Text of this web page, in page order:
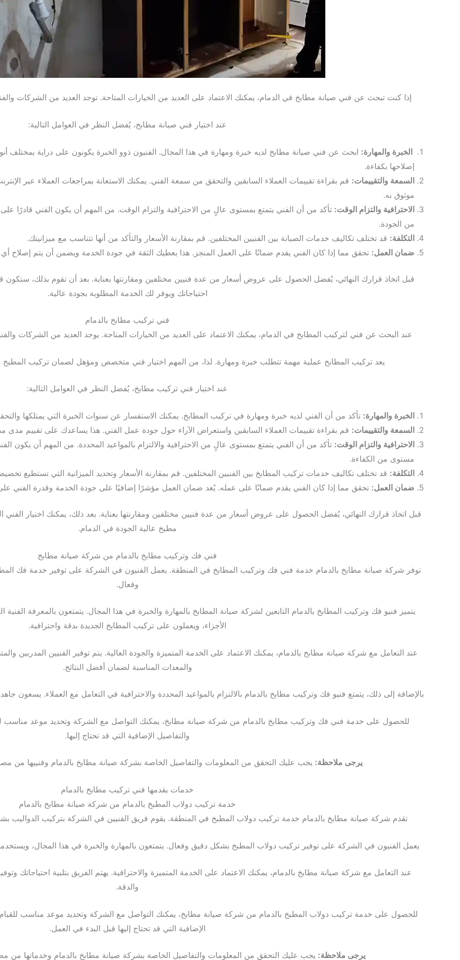
إذا كنت تبحث عن فني صيانة مطابخ في الدمام، يمكنك الاعتماد على العديد من الخيارات المتاحة. توجد العديد من الشركات
عند اختيار فني صيانة مطابخ، يُفضل النظر في العوامل التالية:
الخبرة والمهارة: ابحث عن فني صيانة مطابخ لديه خبرة ومهارة في هذا المجال. الفنيون ذوو الخبرة يكونون على دراية بمختلف
إصلاحها بكفاءة.
السمعة والتقييمات: قم بقراءة تقييمات العملاء السابقين والتحقق من سمعة الفني. يمكنك الاستعانة بمراجعات العملاء عبر
موثوق به.
الاحترافية والتزام الوقت: تأكد من أن الفني يتمتع بمستوى عالٍ من الاحترافية والتزام الوقت. من المهم أن يكون الفني قادرًا
من الجودة.
التكلفة: قد تختلف تكاليف خدمات الصيانة بين الفنيين المختلفين. قم بمقارنة الأسعار والتأكد من أنها تتناسب مع ميزانيتك.
ضمان العمل: تحقق مما إذا كان الفني يقدم ضمانًا على العمل المنجز. هذا يعطيك الثقة في جودة الخدمة ويضمن أن يتم إصلاح
قبل اتخاذ قرارك النهائي، يُفضل الحصول على عروض أسعار من عدة فنيين مختلفين ومقارنتها بعناية. بعد أن تقوم بذلك، ستكون
احتياجاتك ويوفر لك الخدمة المطلوبة بجودة عالية.
فني تركيب مطابخ بالدمام
عند البحث عن فني لتركيب المطابخ في الدمام، يمكنك الاعتماد على العديد من الخيارات المتاحة. يوجد العديد من الشركات
يعد تركيب المطابخ عملية مهمة تتطلب خبرة ومهارة. لذا، من المهم اختيار فني متخصص ومؤهل لضمان تركيب
عند اختيار فني تركيب مطابخ، يُفضل النظر في العوامل التالية:
الخبرة والمهارة: تأكد من أن الفني لديه خبرة ومهارة في تركيب المطابخ. يمكنك الاستفسار عن سنوات الخبرة التي يمتلكها
السمعة والتقييمات: قم بقراءة تقييمات العملاء السابقين واستعراض الآراء حول جودة عمل الفني. هذا يساعدك على تقييم مدى
الاحترافية والتزام الوقت: تأكد من أن الفني يتمتع بمستوى عالٍ من الاحترافية والالتزام بالمواعيد المحددة. من المهم أن يكون
مستوى من الكفاءة.
التكلفة: قد تختلف تكاليف خدمات تركيب المطابخ بين الفنيين المختلفين. قم بمقارنة الأسعار وتحديد الميزانية التي تستطيع
ضمان العمل: تحقق مما إذا كان الفني يقدم ضمانًا على عمله. يُعد ضمان العمل مؤشرًا إضافيًا على جودة الخدمة وقدرة الفني
قبل اتخاذ قرارك النهائي، يُفضل الحصول على عروض أسعار من عدة فنيين مختلفين ومقارنتها بعناية. بعد ذلك، يمكنك اختيار
مطبخ عالية الجودة في الدمام.
فني فك وتركيب مطابخ بالدمام من شركة صيانة مطابخ
توفر شركة صيانة مطابخ بالدمام خدمة فني فك وتركيب المطابخ في المنطقة. يعمل الفنيون في الشركة على توفير خدمة فك
وفعال.
يتميز فنيو فك وتركيب المطابخ بالدمام التابعين لشركة صيانة المطابخ بالمهارة والخبرة في هذا المجال. يتمتعون بالمعرفة
الأجزاء، ويعملون على تركيب المطابخ الجديدة بدقة واحترافية.
عند التعامل مع شركة صيانة مطابخ بالدمام، يمكنك الاعتماد على الخدمة المتميزة والجودة العالية. يتم توفير الفنيين المدربين
والمعدات المناسبة لضمان أفضل النتائج.
بالإضافة إلى ذلك، يتمتع فنيو فك وتركيب مطابخ بالدمام بالالتزام بالمواعيد المحددة والاحترافية في التعامل مع العملاء. يسعون
للحصول على خدمة فني فك وتركيب مطابخ بالدمام من شركة صيانة مطابخ، يمكنك التواصل مع الشركة وتحديد موعد مناسب
والتفاصيل الإضافية التي قد تحتاج إليها.
يرجى ملاحظة: يجب عليك التحقق من المعلومات والتفاصيل الخاصة بشركة صيانة مطابخ بالدمام وفنييها من
خدمات يقدمها فني تركيب مطابخ بالدمام
خدمة تركيب دولاب المطبخ بالدمام من شركة صيانة مطابخ بالدمام
تقدم شركة صيانة مطابخ بالدمام خدمة تركيب دولاب المطبخ في المنطقة. يقوم فريق الفنيين في الشركة بتركيب
يعمل الفنيون في الشركة على توفير تركيب دولاب المطبخ بشكل دقيق وفعال. يتمتعون بالمهارة والخبرة في هذا المجال،
عند التعامل مع شركة صيانة مطابخ بالدمام، يمكنك الاعتماد على الخدمة المتميزة والاحترافية. يهتم الفريق بتلبية احتياجاتك
والدقة.
للحصول على خدمة تركيب دولاب المطبخ بالدمام من شركة صيانة مطابخ، يمكنك التواصل مع الشركة وتحديد موعد مناسب للقيام
الإضافية التي قد تحتاج إليها قبل البدء في العمل.
يرجى ملاحظة: يجب عليك التحقق من المعلومات والتفاصيل الخاصة بشركة صيانة مطابخ بالدمام وخدماتها من